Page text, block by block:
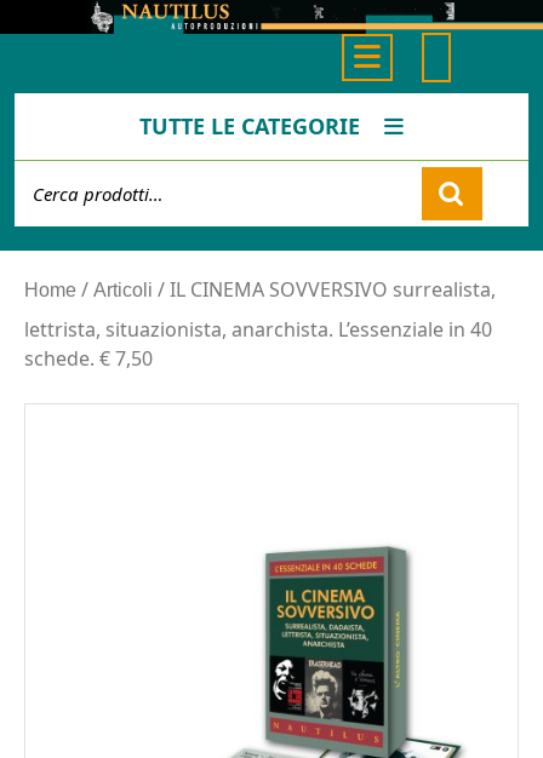
Button
TUTTE LE CATEGORIE
Cart
Home / Articoli / IL CINEMA SOVVERSIVO surrealista,
lettrista, situazionista, anarchista. L’essenziale in 40
schede. € 7,50